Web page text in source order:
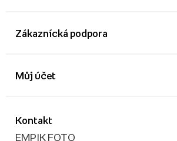
Zákaznícká podpora
Kontakt
EMPIK FOTO
Můj účet